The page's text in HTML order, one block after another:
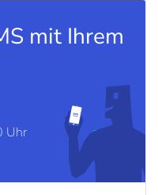
mit Ihrem
Uhr